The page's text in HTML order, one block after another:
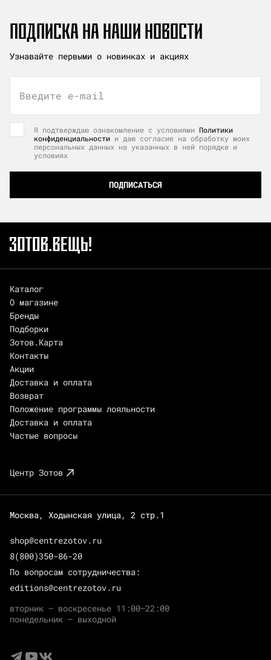
ПОДПИСКА НА НАШИ НОВОСТИ
Узнавайте первыми о новинках и акциях
Введите e-mail
Я подтверждаю ознакомление с условиями Политики
конфиденциальности и даю согласие на обработку моих
персональных данных на указанных в ней порядке и
условиях
ПОДПИСАТЬСЯ
Каталог
О магазине
Бренды
Подборки
Зотов.Карта
Контакты
Акции
Доставка и оплата
Возврат
Положение программы лояльности
Доставка и оплата
Частые вопросы
Центр Зотов
Москва, Ходынская улица, 2 стр.1
shop@centrezotov.ru
8(800)350-86-20
По вопросам сотрудничества:
editions@centrezotov.ru
вторник — воскресенье 11:00–22:00
понедельник — выходной